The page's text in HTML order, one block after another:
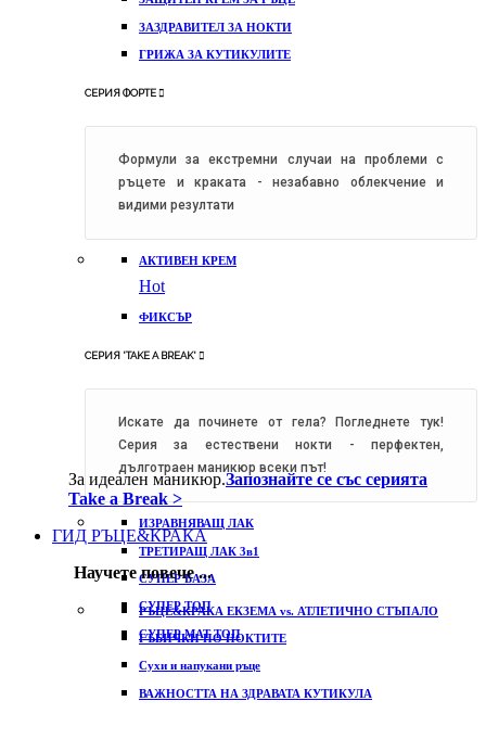
ЗАЗДРАВИТЕЛ ЗА НОКТИ
ГРИЖА ЗА КУТИКУЛИТЕ
СЕРИЯ ФОРТЕ
Формули за екстремни случаи на проблеми с
ръцете и краката - незабавно облекчение и
видими резултати
АКТИВЕН КРЕМ
Hot
ФИКСЪР
СЕРИЯ 'TAKE A BREAK'
Искате да починете от гела? Погледнете тук!
Серия за естествени нокти - перфектен,
дълготраен маникюр всеки път!
ИЗРАВНЯВАЩ ЛАК
ТРЕТИРАЩ ЛАК 3в1
СУПЕР БАЗА
СУПЕР ТОП
СУПЕР МАТ ТОП
За идеален маникюр.Запознайте се със серията
Take a Break >
ГИД РЪЦЕ&КРАКА
Научете повече ...
РЪЦЕ&КРАКА ЕКЗЕМА vs. АТЛЕТИЧНО СТЪПАЛО
ГЪБИЧКИ ПО НОКТИТЕ
Сухи и напукани ръце
ВАЖНОСТТА НА ЗДРАВАТА КУТИКУЛА